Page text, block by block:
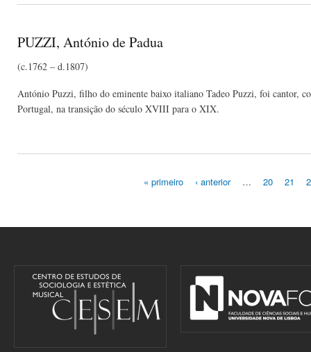
PUZZI, António de Padua
(c.1762 – d.1807)
António Puzzi, filho do eminente baixo italiano Tadeo Puzzi, foi cantor,
Portugal, na transição do século XVIII para o XIX.
« primeiro ‹ anterior … 20 21